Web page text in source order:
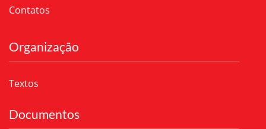
Contatos
Organização
Textos
Documentos